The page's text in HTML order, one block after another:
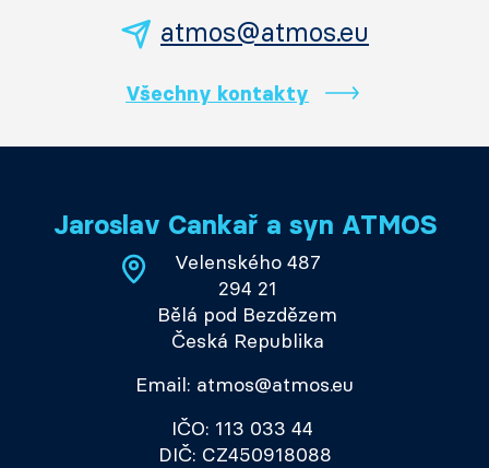
atmos@atmos.eu
Všechny kontakty
Jaroslav Cankař a syn ATMOS
Velenského 487
294 21
Bělá pod Bezdězem
Česká Republika
Email: atmos@atmos.eu
IČO: 113 033 44
DIČ: CZ450918088